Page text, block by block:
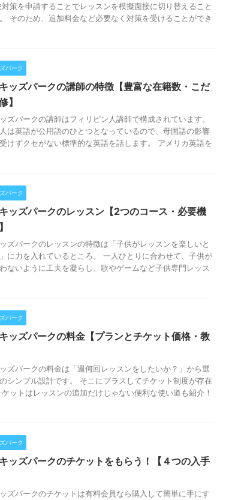
策を申請することでレッスンを模擬面接に切り替えること
そのため、追加料金など必要なく対策を受けることができ
パーク
ッズパークの講師の特徴【豊富な在籍数・こだ
】
ズパークの講師はフィリピン人講師で構成されています。
は英語が公用語のひとつとなっているので、母国語の影響
けずクセがない標準的な英語を話します。 アメリカ英語を
パーク
ッズパークのレッスン【2つのコース・必要機
ズパークのレッスンの特徴は「子供がレッスンを楽しいと
に力を入れているところ。 一人ひとりに合わせて、子供が
ないように工夫を凝らし、歌やゲームなど子供専門レッス
パーク
ッズパークの料金【プランとチケット価格・教
ズパークの料金は「週何回レッスンをしたいか？」から選
シンプル設計です。 そこにプラスしてチケット制度が存在
ケットはレッスンの追加だけじゃない便利な使い道も紹介！
パーク
ッズパークのチケットをもらう！【４つの入手
ズパークのチケットは有料会員なら購入して簡単に手にす